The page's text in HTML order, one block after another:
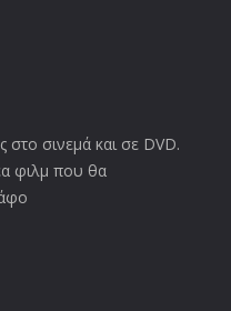
στο σινεμά και σε DVD.
φιλμ που θα